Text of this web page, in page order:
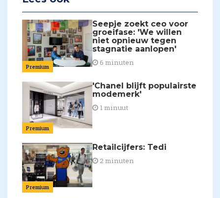
Premium
Seepje zoekt ceo voor
groeifase: 'We willen
niet opnieuw tegen
stagnatie aanlopen'
6 minuten
Premium
'Chanel blijft populairste
modemerk'
1 minuut
Premium
Retailcijfers: Tedi
2 minuten